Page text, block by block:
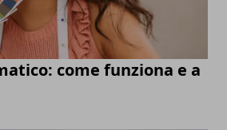
come funziona e a